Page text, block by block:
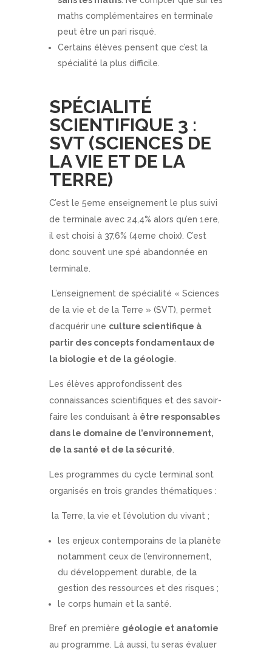
maths complémentaires en terminale
peut être un pari risqué.
Certains élèves pensent que c’est la
spécialité la plus difficile.
SPÉCIALITÉ
SCIENTIFIQUE 3 :
SVT (SCIENCES DE
LA VIE ET DE LA
TERRE)
C’est le 5eme enseignement le plus suivi
de terminale avec 24,4% alors qu’en 1ere,
il est choisi à 37,6% (4eme choix). C’est
donc souvent une spé abandonnée en
terminale.
L’enseignement de spécialité « Sciences
de la vie et de la Terre » (SVT), permet
d’acquérir une culture scientifique à
partir des concepts fondamentaux de
la biologie et de la géologie
Les élèves approfondissent des
connaissances scientifiques et des savoir-
faire les conduisant à être responsables
dans le domaine de l’environnement,
de la santé et de la sécurité
Les programmes du cycle terminal sont
organisés en trois grandes thématiques :
la Terre, la vie et l’évolution du vivant ;
les enjeux contemporains de la planète
notamment ceux de l’environnement,
du développement durable, de la
gestion des ressources et des risques ;
le corps humain et la santé.
Bref en première géologie et anatomie
au programme. Là aussi, tu seras évaluer